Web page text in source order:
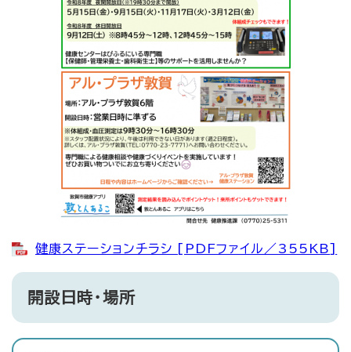
健康ステーションチラシ [PDFファイル／355KB]
開設日時・場所